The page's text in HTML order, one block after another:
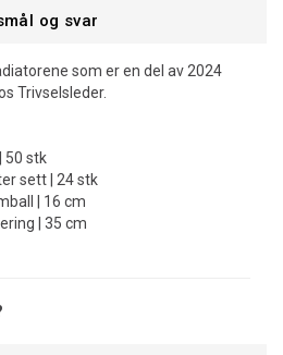
og svar
som er en del av 2024
Trivselsleder.
50 stk
sett | 24 stk
| 16 cm
| 35 cm